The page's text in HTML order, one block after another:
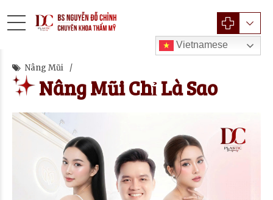
Vietnamese
Nâng Mũi
Nâng Mũi Chỉ Là Sao